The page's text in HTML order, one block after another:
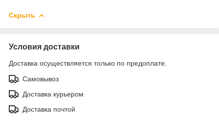
Скрыть
Условия доставки
Доставка осуществляется только по предоплате.
Самовывоз
Доставка курьером
Доставка почтой